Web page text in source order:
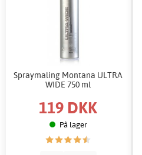
Spraymaling Montana ULTRA
WIDE 750 ml
119 DKK
På lager